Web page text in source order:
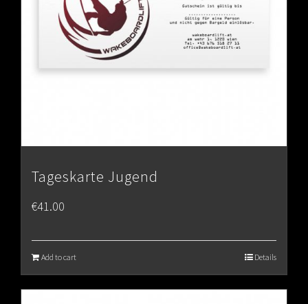
Tageskarte Jugend
€41.00
Add to cart Details